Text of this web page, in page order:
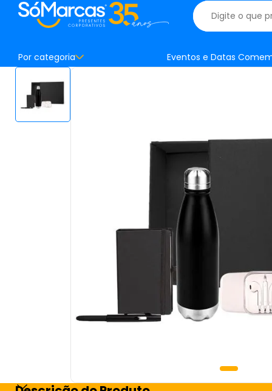
Por categoria Eventos e Datas